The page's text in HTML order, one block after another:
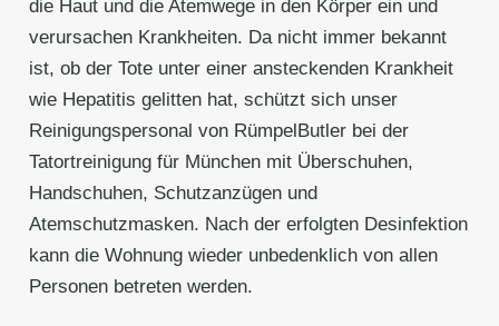
die Haut und die Atemwege in den Körper ein und
verursachen Krankheiten. Da nicht immer bekannt
ist, ob der Tote unter einer ansteckenden Krankheit
wie Hepatitis gelitten hat, schützt sich unser
Reinigungspersonal von RümpelButler bei der
Tatortreinigung für München mit Überschuhen,
Handschuhen, Schutzanzügen und
Atemschutzmasken. Nach der erfolgten Desinfektion
kann die Wohnung wieder unbedenklich von allen
Personen betreten werden.